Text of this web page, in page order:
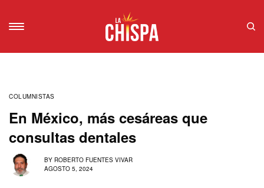
COLUMNISTAS
En México, más cesáreas que
consultas dentales
BY ROBERTO FUENTES VIVAR
AGOSTO 5, 2024